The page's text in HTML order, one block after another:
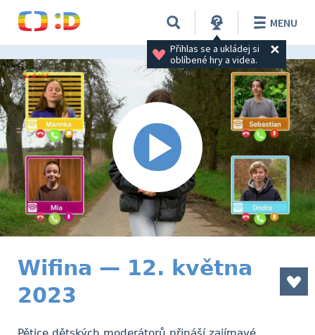
Přihlas se a ukládej si
oblíbené hry a videa.
MENU
Wifina — 12. května
2023